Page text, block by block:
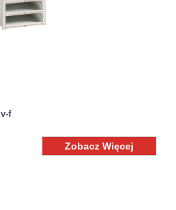
f
Zobacz Więcej